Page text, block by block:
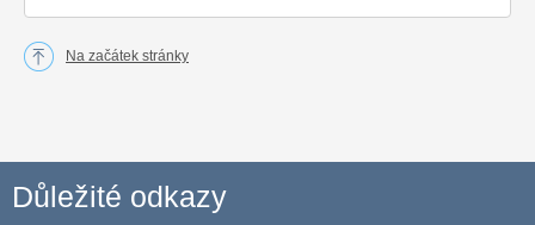
Na začátek stránky
Důležité odkazy